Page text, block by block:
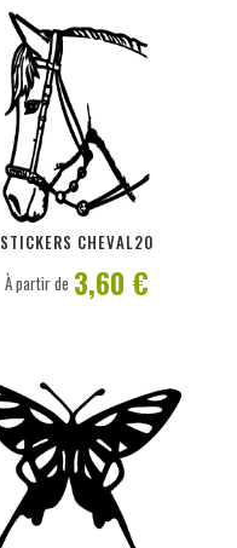
STICKERS CHEVAL20
PERSONNALISER
À partir de 3,60 €